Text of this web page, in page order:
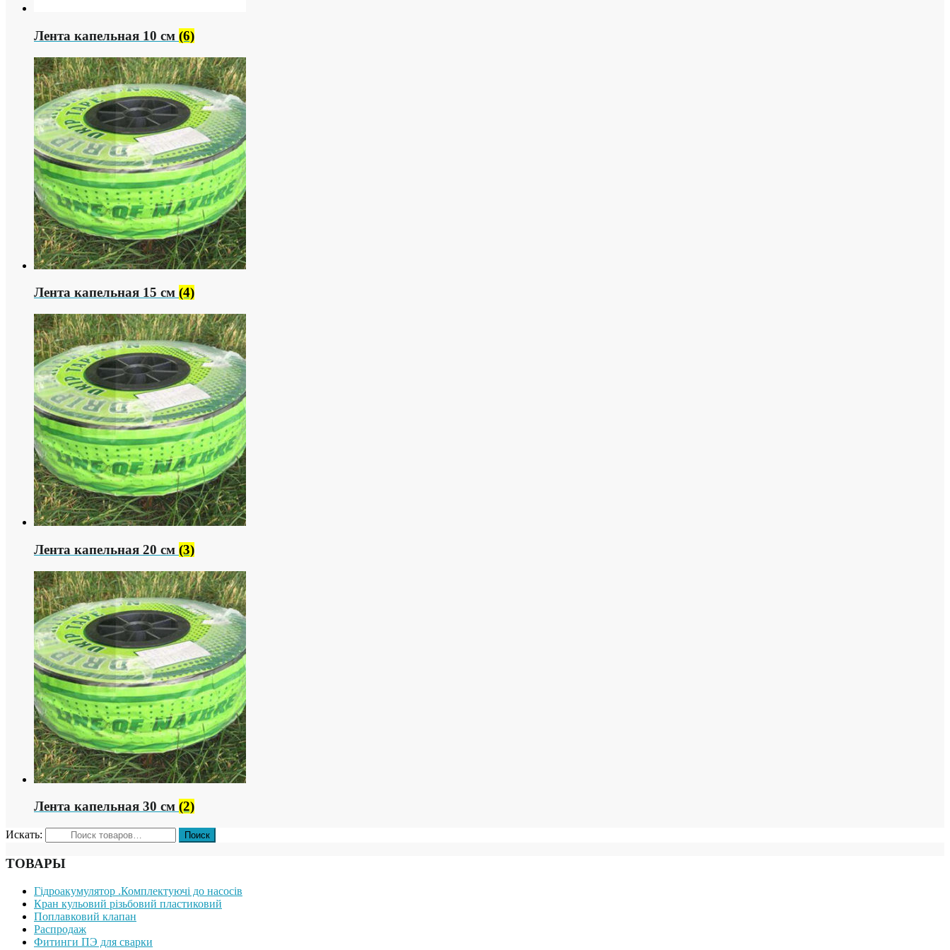
Лента капельная 10 см (6)
Лента капельная 15 см (4)
Лента капельная 20 см (3)
Лента капельная 30 см (2)
Искать:
ТОВАРЫ
Гідроакумулятор .Комплектуючі до насосів
Кран кульовий різьбовий пластиковий
Поплавковий клапан
Распродаж
Фитинги ПЭ для сварки